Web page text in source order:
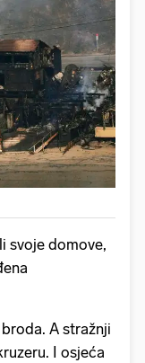
svoje domove,
A stražnji
I osjeća